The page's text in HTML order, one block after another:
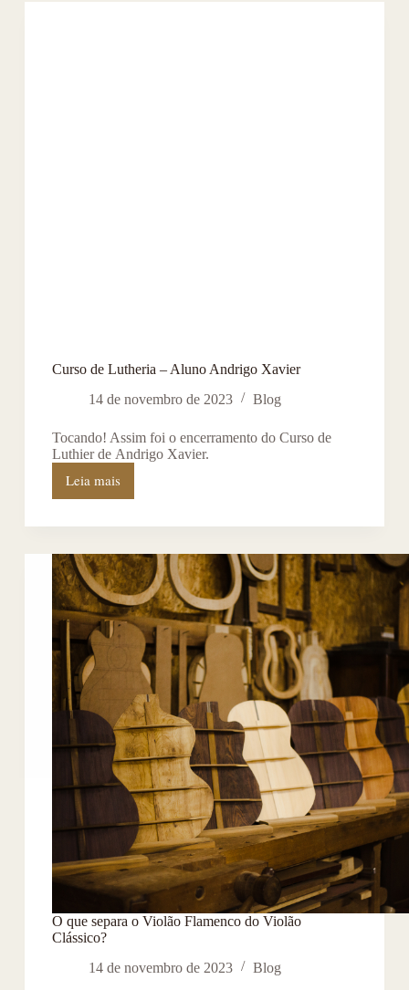
Curso de Lutheria – Aluno Andrigo Xavier
14 de novembro de 2023
Blog
Tocando! Assim foi o encerramento do Curso de
Luthier de Andrigo Xavier.
Leia mais
O que separa o Violão Flamenco do Violão
Clássico?
14 de novembro de 2023
Blog